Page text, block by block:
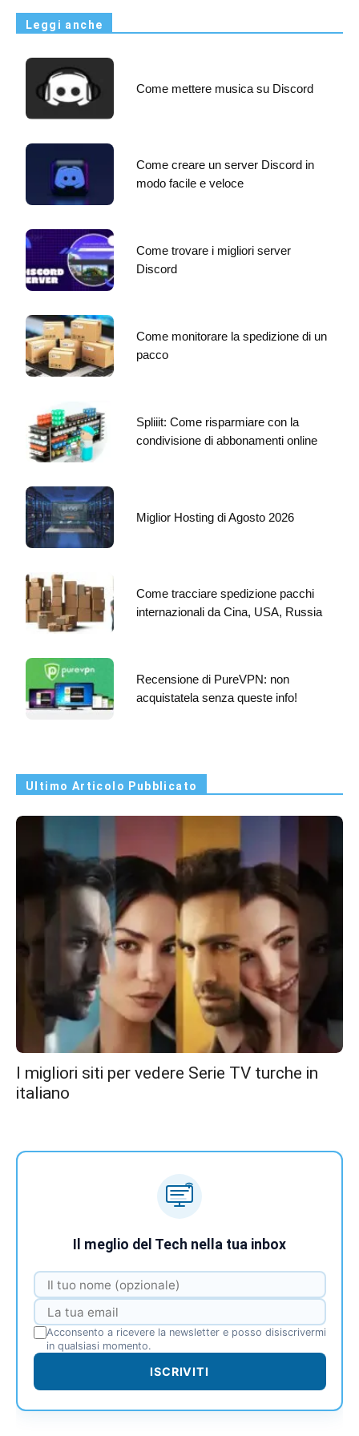
Leggi anche
Come mettere musica su Discord
Come creare un server Discord in
modo facile e veloce
Come trovare i migliori server
Discord
Come monitorare la spedizione di un
pacco
Spliiit: Come risparmiare con la
condivisione di abbonamenti online
Miglior Hosting di Agosto 2026
Come tracciare spedizione pacchi
internazionali da Cina, USA, Russia
Recensione di PureVPN: non
acquistatela senza queste info!
Ultimo Articolo Pubblicato
I migliori siti per vedere Serie TV turche in
italiano
Il meglio del Tech nella tua inbox
Acconsento a ricevere la newsletter e posso disiscrivermi
in qualsiasi momento.
ISCRIVITI